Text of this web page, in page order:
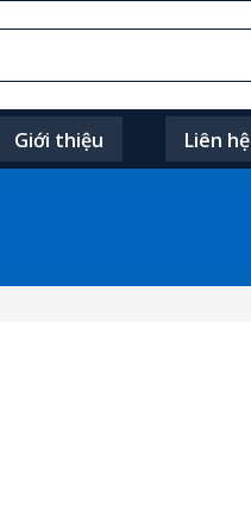
Giới thiệu Liên hệ